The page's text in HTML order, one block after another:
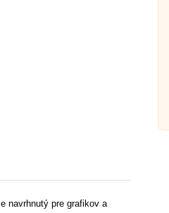
navrhnutý pre grafikov a